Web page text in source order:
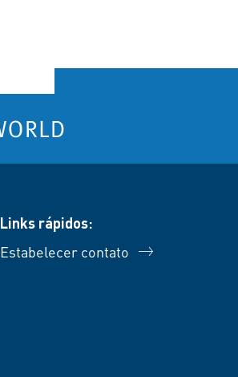
Links rápidos:
Estabelecer contato